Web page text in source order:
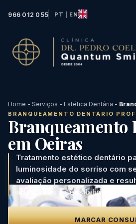
966 012 055 PT | EN
Home - Serviços - Estética Dentária -
BRANQUEAMENTO DENTÁRIO
Branqueamento
em Oeiras
Tratamento estético dentário
luminosidade do sorriso com
avaliação personalizada e
adaptados à sensibilidade de
MARCAR